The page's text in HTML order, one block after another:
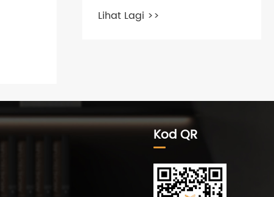
China 2021
Lihat Lagi >>
Kod QR